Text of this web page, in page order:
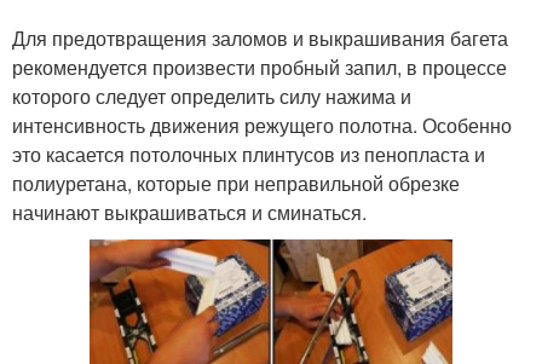
Для предотвращения заломов и выкрашивания багета
рекомендуется произвести пробный запил, в процессе
которого следует определить силу нажима и
интенсивность движения режущего полотна. Особенно
это касается потолочных плинтусов из пенопласта и
полиуретана, которые при неправильной обрезке
начинают выкрашиваться и сминаться.